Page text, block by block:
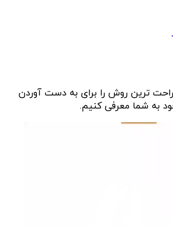
راحت ترین روش را برای به دست آوردن
به شما معرفی کنیم.